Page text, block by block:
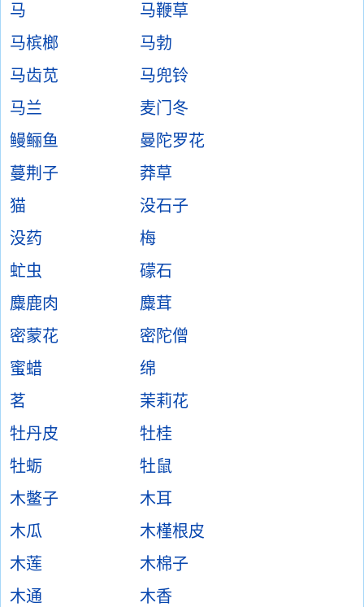
马
马鞭草
马槟榔
马勃
马齿苋
马兜铃
马兰
麦门冬
鳗鲡鱼
曼陀罗花
蔓荆子
莽草
猫
没石子
没药
梅
虻虫
礞石
麋鹿肉
麋茸
密蒙花
密陀僧
蜜蜡
绵
茗
茉莉花
牡丹皮
牡桂
牡蛎
牡鼠
木鳖子
木耳
木瓜
木槿根皮
木莲
木棉子
木通
木香